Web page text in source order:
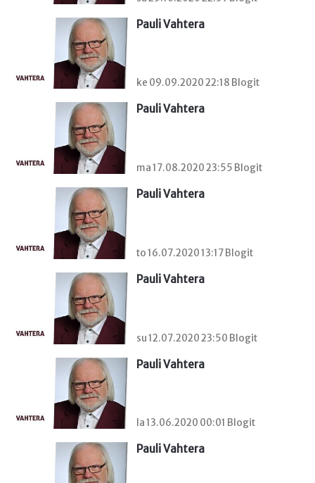
Pauli Vahtera
ke 09.09.2020 22:18 Blogit
Pauli Vahtera
ma 17.08.2020 23:55 Blogit
Pauli Vahtera
to 16.07.2020 13:17 Blogit
Pauli Vahtera
su 12.07.2020 23:50 Blogit
Pauli Vahtera
la 13.06.2020 00:01 Blogit
Pauli Vahtera